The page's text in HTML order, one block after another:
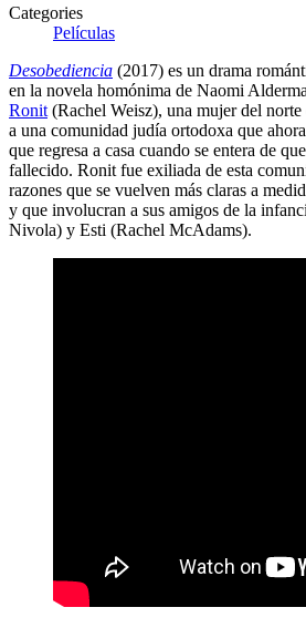
Categories
Películas
Desobediencia (2017) es un drama
en la novela homónima de Naomi
Ronit (Rachel Weisz), una mujer del
a una comunidad judía ortodoxa que
que regresa a casa cuando se entera de
fallecido. Ronit fue exiliada de esta
razones que se vuelven más claras a
y que involucran a sus amigos de la
Nivola) y Esti (Rachel McAdams).